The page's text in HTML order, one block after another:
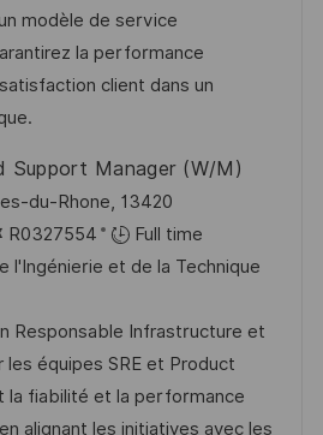
a
f
f
h
a
g
e
modèle de service
la performance
client dans un
Support Manager (W/M)
du-Rhone, 13420
R0327554
Full time
l'Ingénierie et de la Technique
Responsable Infrastructure et
équipes SRE et Product
la fiabilité et la performance
alignant les initiatives avec les